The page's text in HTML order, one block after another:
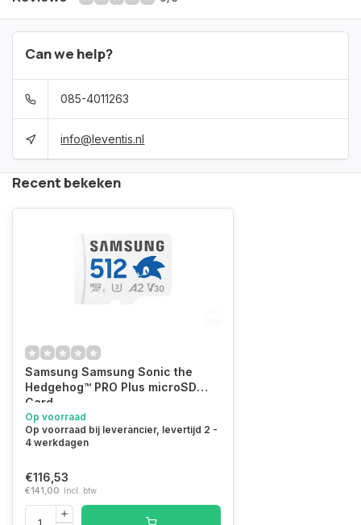
Can we help?
085-4011263
info@leventis.nl
Recent bekeken
Samsung Samsung Sonic the
Hedgehog™ PRO Plus microSD
Card
Op voorraad
Op voorraad bij leverancier, levertijd 2 -
4 werkdagen
€116,53
€141,00 Incl. btw